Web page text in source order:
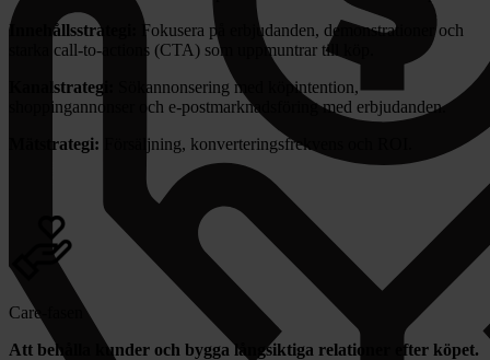
Innehållsstrategi:
Fokusera på erbjudanden, demonstrationer och
starka call-to-actions (CTA) som uppmuntrar till köp.
Kanalstrategi:
Sökannonsering med köpintention,
shoppingannonser och e-postmarknadsföring med erbjudanden.
Mätstrategi: Försäljning, konverteringsfrekvens och ROI.
Care-fasen
Att behålla kunder och bygga långsiktiga relationer efter köpet.